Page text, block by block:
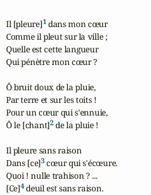
Il [pleure]1 dans mon cœur
Comme il pleut sur la ville ;
Quelle est cette langueur
Qui pénètre mon cœur ?
Ô bruit doux de la pluie,
Par terre et sur les toits !
Pour un cœur qui s'ennuie,
Ô le [chant]2 de la pluie !
Il pleure sans raison
Dans [ce]3 cœur qui s'écœure.
Quoi ! nulle trahison ? ...
[Ce]4 deuil est sans raison.